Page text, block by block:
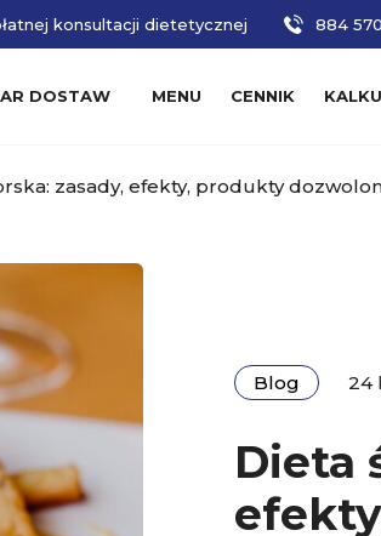
konsultacji dietetycznej 884
DOSTAW MENU CENNIK
zasady, efekty, produkty
Blog 24
Dieta